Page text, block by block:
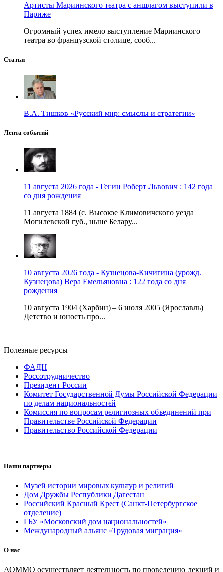
Артисты Мариинского театра с аншлагом выступили в
Париже
Огромный успех имело выступление Мариинского
театра во французской столице, сооб...
Статьи
В.А. Тишков «Русский мир: смыслы и стратегии»
Лента событий
11 августа 2026 года - Генин Роберт Львович : 142 года
со дня рождения
11 августа 1884 (с. Высокое Климовичского уезда
Могилевской губ., ныне Белару...
10 августа 2026 года - Кузнецова-Кичигина (урожд.
Кузнецова) Вера Емельяновна : 122 года со дня
рождения
10 августа 1904 (Харбин) – 6 июля 2005 (Ярославль)
Детство и юность про...
Полезные ресурсы
ФАДН
Россотрудничество
Президент России
Комитет Государственной Думы Российской Федерации
по делам национальностей
Комиссия по вопросам религиозных объединений при
Правительстве Российской Федерации
Правительство Российской Федерации
Наши партнеры
Музей истории мировых культур и религий
Дом Дружбы Республики Дагестан
Российский Красный Крест (Санкт-Петербургское
отделение)
ГБУ «Московский дом национальностей»
Международный альянс «Трудовая миграция»
О нас
АОММО осуществляет деятельность по проведению лекций и